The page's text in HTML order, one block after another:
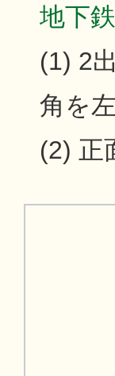
地下
(1) 2
角を
(2) 正